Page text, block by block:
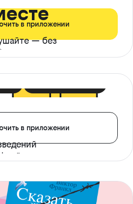
— без
в приложении
в приложении